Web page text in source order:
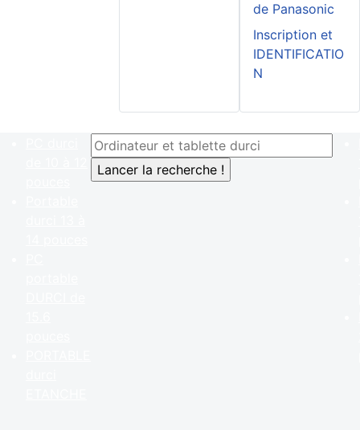
de Panasonic
Inscription et
IDENTIFICATIO
N